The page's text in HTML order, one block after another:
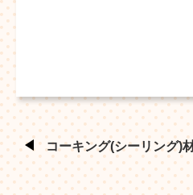
コーキング(シーリング)